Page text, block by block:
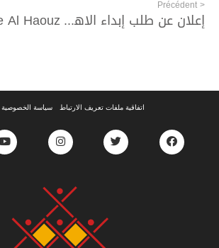
< Précédent
إعلان عن طلب إبداء الاهتمام لفائدة الجمعيات الراغبة في الإشراف على تنفيذ البرنامج الوطني لتقوية القدرات التدبيرية والمؤسساتية للجمعيات بجهة الرباط سلا القنيطرة
اتفاقية ملفات تعريف الارتباط سياسة الخصوصية